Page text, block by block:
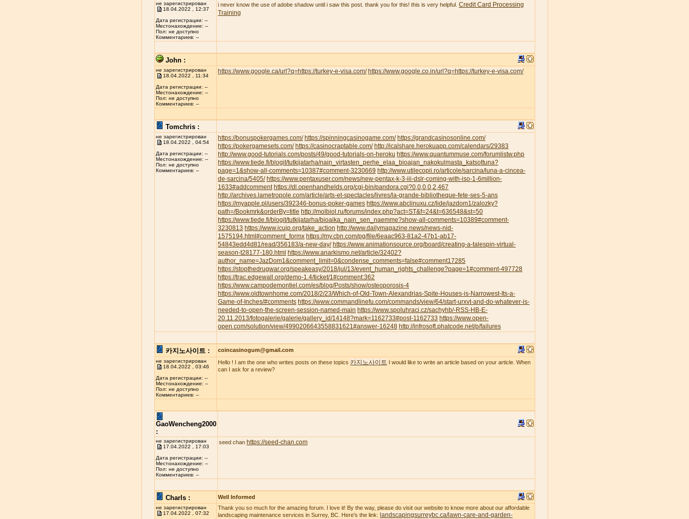
не зарегистрирован
18.04.2022 , 12:37
Дата регистрации: --
Местонахождение: --
Пол: не доступно
Комментариев: --
i never know the use of adobe shadow until i saw this post. thank you for this! this is very helpful. Credit Card Processing
Training
John :
не зарегистрирован
18.04.2022 , 11:34
Дата регистрации: --
Местонахождение: --
Пол: не доступно
Комментариев: --
https://www.google.ca/url?q=https://turkey-e-visa.com/ https://www.google.co.in/url?q=https://turkey-e-visa.com/
Tomchris :
не зарегистрирован
18.04.2022 , 04:54
Дата регистрации: --
Местонахождение: --
Пол: не доступно
Комментариев: --
https://bonuspokergames.com/ https://spinningcasinogame.com/ https://grandcasinosonline.com/
https://pokergamesets.com/ https://casinocraptable.com/ http://icalshare.herokuapp.com/calendars/29383
http://www.good-tutorials.com/posts/49/good-tutorials-on-heroku https://www.quantummuse.com/forumlistw.php
https://www.tiede.fi/blogit/tutkijatarha/nain_virtasten_perhe_elaa_bioajan_nakokulmasta_katsottuna?
page=1&show-all-comments=10387#comment-3230669 http://www.utilecopii.ro/articole/sarcina/luna-a-cincea-
de-sarcina/5405/ https://www.pentaxuser.com/news/new-pentax-k-3-iii-dslr-coming-with-iso-1-6million-
1633#addcomment https://dl.openhandhelds.org/cgi-bin/pandora.cgi?0,0,0,0,2,467
http://archives.lametropole.com/article/arts-et-spectacles/livres/la-grande-bibliotheque-fete-ses-5-ans
https://myapple.pl/users/392346-bonus-poker-games https://www.abclinuxu.cz/lide/jazdom1/zalozky?
path=/Bookmrk&orderBy=title http://molbiol.ru/forums/index.php?act=ST&f=24&t=636548&st=50
https://www.tiede.fi/blogit/tutkijatarha/bioaika_nain_sen_naemme?show-all-comments=10389#comment-
3230813 https://www.icujp.org/take_action http://www.dailymagazine.news/news-nid-
1575194.html#comment_formx https://my.cbn.com/pg/file/6eaac963-81a2-47b1-ab17-
54843edd4d81/read/356183/a-new-day/ https://www.animationsource.org/board/creating-a-talespin-virtual-
season-t28177-180.html https://www.anarkismo.net/article/32402?
author_name=JazDom1&comment_limit=0&condense_comments=false#comment17285
https://stopthedrugwar.org/speakeasy/2018/jul/13/event_human_rights_challenge?page=1#comment-497728
https://trac.edgewall.org/demo-1.4/ticket/1#comment:362
https://www.campodemontiel.com/es/blog/Posts/show/osteoporosis-4
https://www.oldtownhome.com/2018/2/23/Which-of-Old-Town-Alexandrias-Spite-Houses-is-Narrowest-Its-a-
Game-of-Inches/#comments https://www.commandlinefu.com/commands/view/64/start-urxvt-and-do-whatever-is-
needed-to-open-the-screen-session-named-main https://www.spoluhraci.cz/sachyhb/-RSS-HB-E-
20.11.2013/fotogalerie/galerie/gallery_id/14148?mark=1162733#post-1162733 https://www.open-
open.com/solution/view/4990206643558831621#answer-16248 http://infrosoft.phatcode.net/p/failures
카지노사이트 : coincasinogum@gmail.com
не зарегистрирован
18.04.2022 , 03:46
Дата регистрации: --
Местонахождение: --
Пол: не доступно
Комментариев: --
Hello ! I am the one who writes posts on these topics 카지노사이트 I would like to write an article based on your article. When
can I ask for a review?
GaoWencheng2000
:
не зарегистрирован
17.04.2022 , 17:03
Дата регистрации: --
Местонахождение: --
Пол: не доступно
Комментариев: --
seed chan https://seed-chan.com
Charls : Well Informed
не зарегистрирован
17.04.2022 , 07:32
Thank you so much for the amazing forum. I love it! By the way, please do visit our website to know more about our affordable
landscaping maintenance services in Surrey, BC. Here's the link: landscapingsurreybc.ca/lawn-care-and-garden-